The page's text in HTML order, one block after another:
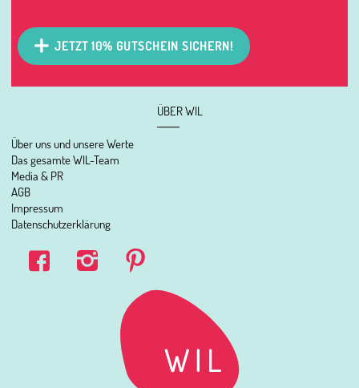
ÜBER WIL
Über uns und unsere Werte
Das gesamte WIL-Team
Media & PR
AGB
Impressum
Datenschutzerklärung
JETZT 10% GUTSCHEIN SICHERN!